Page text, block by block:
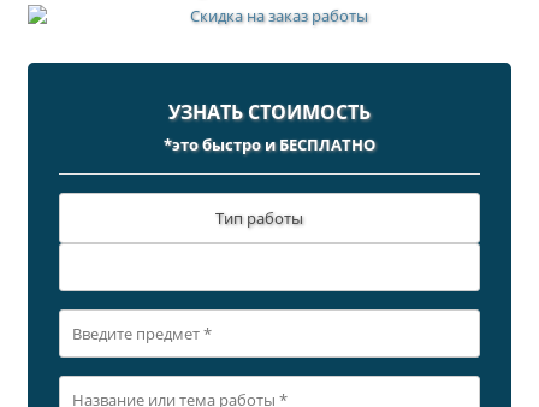
УЗНАТЬ СТОИМОСТЬ
*это быстро и БЕСПЛАТНО
Тип работы